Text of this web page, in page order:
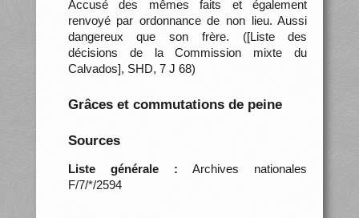
Accusé des mêmes faits et également
renvoyé par ordonnance de non lieu. Aussi
dangereux que son frère. ([Liste des
décisions de la Commission mixte du
Calvados], SHD, 7 J 68)
Grâces et commutations de peine
Sources
Liste générale : Archives nationales
F/7/*/2594